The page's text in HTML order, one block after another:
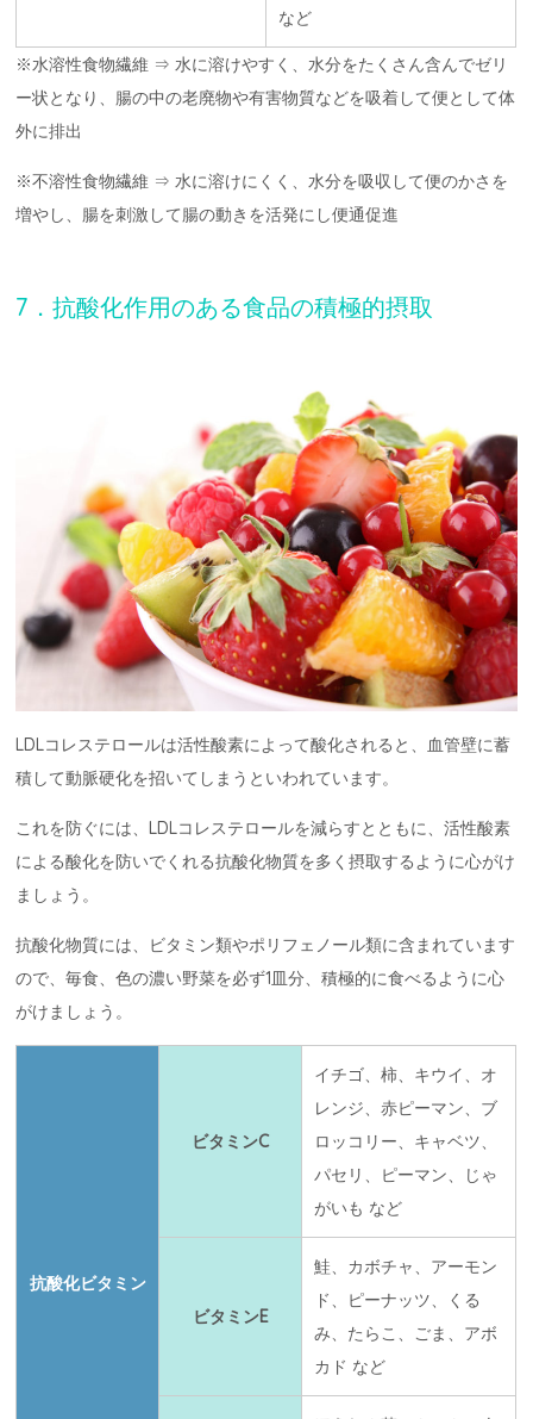
など
※水溶性食物繊維 ⇒ 水に溶けやすく、水分をたくさん含んでゼリ
ー状となり、腸の中の老廃物や有害物質などを吸着して便として体
外に排出
※不溶性食物繊維 ⇒ 水に溶けにくく、水分を吸収して便のかさを
増やし、腸を刺激して腸の動きを活発にし便通促進
7．抗酸化作用のある食品の積極的摂取
LDLコレステロールは活性酸素によって酸化されると、血管壁に蓄
積して動脈硬化を招いてしまうといわれています。
これを防ぐには、LDLコレステロールを減らすとともに、活性酸素
による酸化を防いでくれる抗酸化物質を多く摂取するように心がけ
ましょう。
抗酸化物質には、ビタミン類やポリフェノール類に含まれています
ので、毎食、色の濃い野菜を必ず1皿分、積極的に食べるように心
がけましょう。
抗酸化ビタミン
ビタミンC
イチゴ、柿、キウイ、オ
レンジ、赤ピーマン、ブ
ロッコリー、キャベツ、
パセリ、ピーマン、じゃ
がいも など
ビタミンE
鮭、カボチャ、アーモン
ド、ピーナッツ、くる
み、たらこ、ごま、アボ
カド など